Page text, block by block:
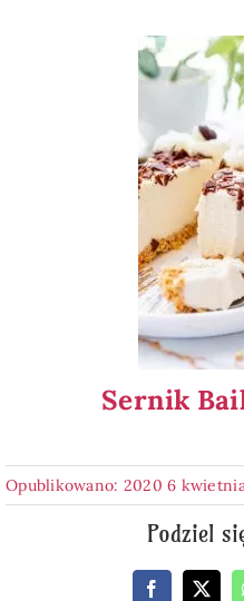
Sernik
Opublikowano: 2020 6
Podziel